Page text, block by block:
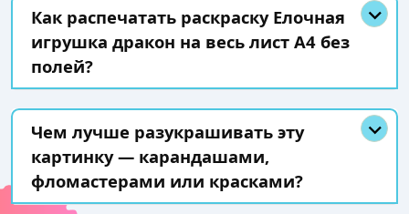
Как распечатать раскраску Елочная
игрушка дракон на весь лист А4 без
полей?
Чем лучше разукрашивать эту
картинку — карандашами,
фломастерами или красками?